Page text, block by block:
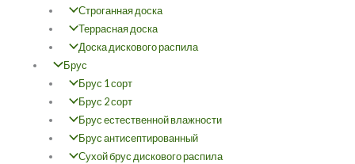
Строганная доска
Террасная доска
Доска дискового распила
Брус
Брус 1 сорт
Брус 2 сорт
Брус естественной влажности
Брус антисептированный
Сухой брус дискового распила